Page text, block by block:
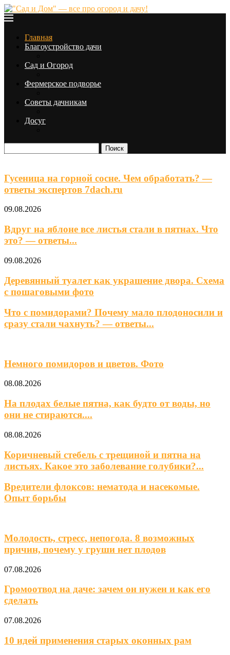
Главная
Благоустройство дачи
Сад и Огород
Фермерское подворье
Советы дачникам
Досуг
Поиск
Гусеница на горной сосне. Чем обработать? —
ответы экспертов 7dach.ru
09.08.2026
Вдруг на яблоне все листья стали в пятнах. Что
это? — ответы...
09.08.2026
Деревянный туалет как украшение двора. Схема
с пошаговыми фото
Что с помидорами? Почему мало плодоносили и
сразу стали чахнуть? — ответы...
Немного помидоров и цветов. Фото
08.08.2026
На плодах белые пятна, как будто от воды, но
они не стираются....
08.08.2026
Коричневый стебель с трещиной и пятна на
листьях. Какое это заболевание голубики?...
Вредители флоксов: нематода и насекомые.
Опыт борьбы
Молодость, стресс, непогода. 8 возможных
причин, почему у груши нет плодов
07.08.2026
Громоотвод на даче: зачем он нужен и как его
сделать
07.08.2026
10 идей применения старых оконных рам